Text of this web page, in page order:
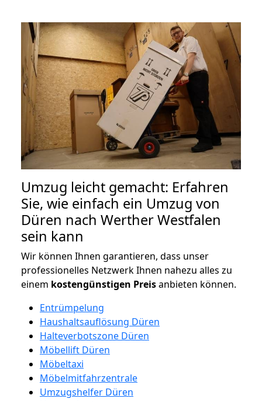
Umzug leicht gemacht: Erfahren
Sie, wie einfach ein Umzug von
Düren nach Werther Westfalen
sein kann
Wir können Ihnen garantieren, dass unser
professionelles Netzwerk Ihnen nahezu alles zu
einem kostengünstigen Preisanbieten können.
Entrümpelung
Haushaltsauflösung Düren
Halteverbotszone Düren
Möbellift Düren
Möbeltaxi
Möbelmitfahrzentrale
Umzugshelfer Düren